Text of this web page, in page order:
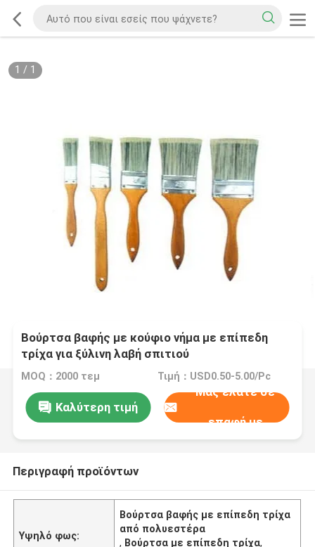
1 / 1
Βούρτσα βαφής με κούφιο νήμα με επίπεδη
τρίχα για ξύλινη λαβή σπιτιού
MOQ：2000 τεμ Τιμή：USD0.50-5.00/Pc
Καλύτερη τιμή
Μας ελάτε σε
επαφή με
Περιγραφή προϊόντων
Υψηλό φως:
Βούρτσα βαφής με επίπεδη τρίχα
από πολυεστέρα
, Βούρτσα με επίπεδη τρίχα,